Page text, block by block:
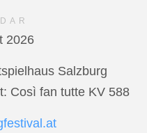
2026
Salzburg
Così fan tutte KV 588